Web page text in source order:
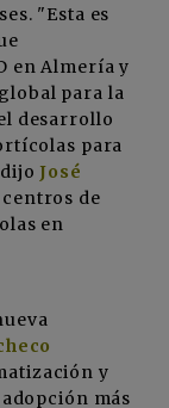
"Esta es
en Almería y
para la
desarrollo
para
dijoJosé
de
en
y
más